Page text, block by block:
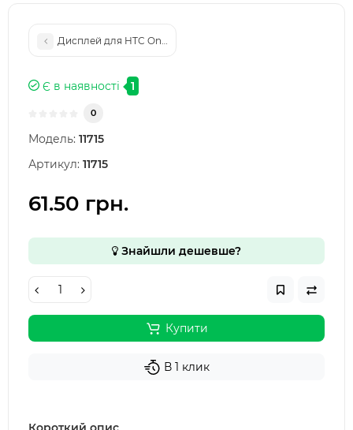
Дисплей для HTC One Mini 601n с сенсорным экраном Black
Є в наявності 1
0
Модель: 11715
Артикул: 11715
61.50 грн.
Знайшли дешевше?
Купити
В 1 клик